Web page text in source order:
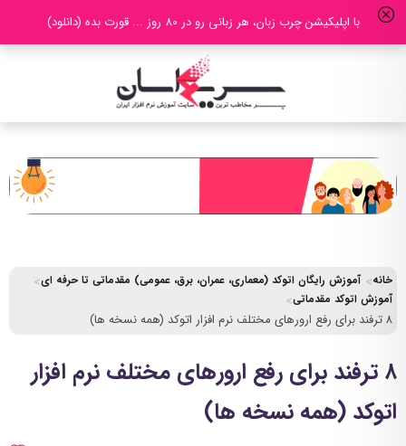
با اپلیکیشن چرب زبان، هر زبانی رو در 80 روز ... قورت بده (دانلود)
خانه
آموزش رایگان اتوکد (معماری، عمران، برق، عمومی) مقدماتی تا حرفه ای
آموزش اتوکد مقدماتی
۸ ترفند برای رفع ارورهای مختلف نرم افزار اتوکد (همه نسخه ها)
۸ ترفند برای رفع ارورهای مختلف نرم افزار
اتوکد (همه نسخه ها)